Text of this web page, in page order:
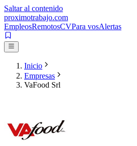
Saltar al contenido
proximotrabajo.com
EmpleosRemotosCVPara vosAlertas
Inicio
Empresas
VaFood Srl